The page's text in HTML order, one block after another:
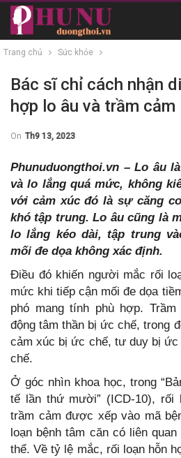
Trang chủ Sức khỏe
Bác sĩ chỉ cách nhận
hợp lo âu và trầm cảm
On Th9 13, 2023
Phunuduongthoi.vn – Lo âu
và lo lắng quá mức, không
với cảm xúc đó là sự căng
khó tập trung. Lo âu cũng là
lo lắng kéo dài, tập trung
mối đe dọa không xác định.
Điều đó khiến người mắc rối
mức khi tiếp cận mối đe dọa
phó mang tính phù hợp.
động tâm thần bị ức chế, trong
cảm xúc bị ức chế, tư duy bị ức
chế.
Ở góc nhìn khoa học, trong
tế lần thứ mười” (ICD-10), rối
trầm cảm được xếp vào mã
loạn bệnh tâm căn có liên
thể. Về tỷ lệ mắc, rối loạn hỗn